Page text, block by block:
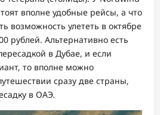
вполне удобные рейсы, а что
возможность улететь в октябре
рублей. Альтернативно есть
в Дубае, и если
то вполне можно
сразу две страны,
в ОАЭ.